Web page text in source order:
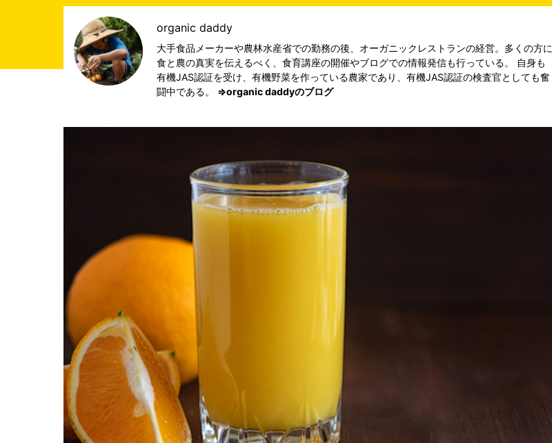
organic daddy
大手食品メーカーや農林水産省での勤務の後、オーガニックレストランの経営。多くの方に
食と農の真実を伝えるべく、食育講座の開催やブログでの情報発信も行っている。 自身も
有機JAS認証を受け、有機野菜を作っている農家であり、有機JAS認証の検査官としても奮
闘中である。 ⇒organic daddyのブログ